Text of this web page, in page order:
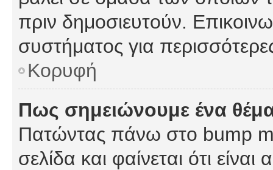
πριν δημοσιευτούν.
συστήματος για
Κορυφή
Πως σημειώνουμε ένα
Πατώντας πάνω στο bump
σελίδα και φαίνεται ότι